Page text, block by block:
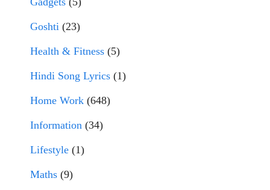
Goshti (23)
Health & Fitness (5)
Hindi Song Lyrics (1)
Home Work (648)
Information (34)
Lifestyle (1)
Maths (9)